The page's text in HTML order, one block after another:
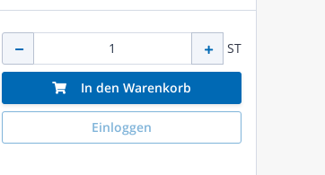
ST
In den Warenkorb
Einloggen